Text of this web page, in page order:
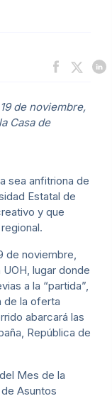
de noviembre,
Casa de
sea anfitriona de
Estatal de
y que
de noviembre,
lugar donde
a la “partida”,
de la oferta
abarcará las
República de
Mes de la
Asuntos